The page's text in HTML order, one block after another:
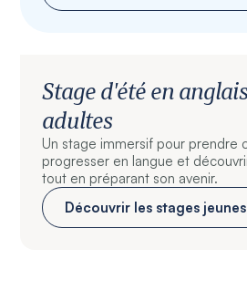
Stage d'été en
adultes
Un stage immersif pour prendre
progresser en langue et
tout en préparant son avenir.
Découvrir les stages